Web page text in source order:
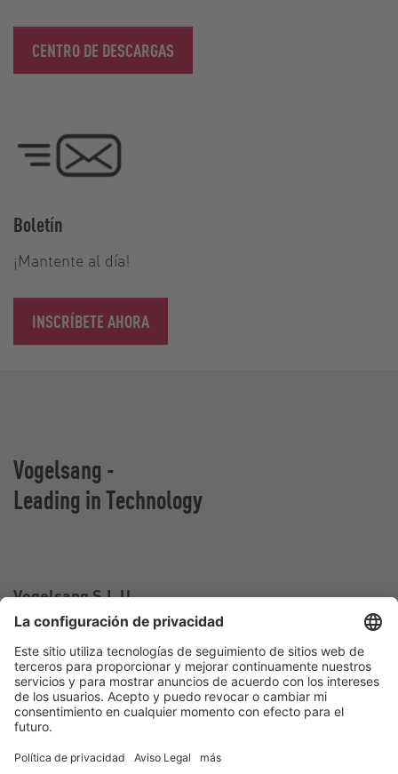
CENTRO DE DESCARGAS
Boletín
¡Mantente al día!
INSCRÍBETE AHORA
Vogelsang -
Leading in Technology
Vogelsang S.L.U.
Carrer Falcó, 10-12,
43810 El Pla de Santa Maria, Tarragona
España
Contacto
Correo electrónico:
spain@vogelsang.info